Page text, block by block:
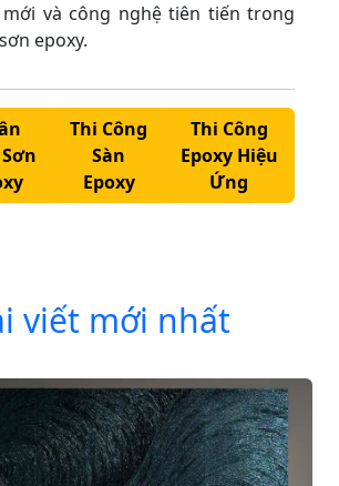
và công nghệ tiên tiến trong
epoxy.
Thi Công
Sàn
Epoxy
Thi Công
Epoxy Hiệu
Ứng
viết mới nhất